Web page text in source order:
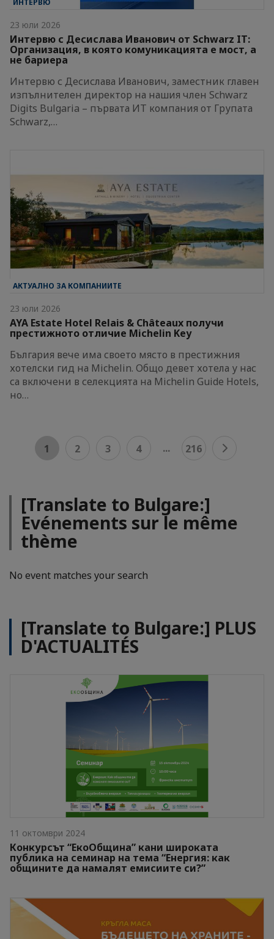
ИНТЕРВЮ
23 юли 2026
Интервю с Десислава Иванович от Schwarz IT:
Организация, в която комуникацията е мост, а
не бариера
Интервю с Десислава Иванович, заместник главен
изпълнителен директор на нашия член Schwarz
Digits Bulgaria – първата ИТ компания от Групата
Schwarz,…
АКТУАЛНО ЗА КОМПАНИИТЕ
23 юли 2026
AYA Estate Hotel Relais & Châteaux получи
престижното отличие Michelin Key
България вече има своето място в престижния
хотелски гид на Michelin. Общо девет хотела у нас
са включени в селекцията на Michelin Guide Hotels,
но…
1 2 3 4 ... 216
[Translate to Bulgare:]
Evénements sur le même
thème
No event matches your search
[Translate to Bulgare:] PLUS
D'ACTUALITÉS
11 октомври 2024
Конкурсът “ЕкоОбщина” кани широката
публика на семинар на тема “Eнергия: как
общините да намалят емисиите си?”